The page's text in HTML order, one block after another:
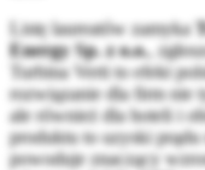
Listę laureatów zamyka
Energy Sp. z o.o.,
Turbina Verti to efekt
rozwiązanie dla firm nie
ale również dla hoteli i
produktu to uzyski
powoduje znaczący